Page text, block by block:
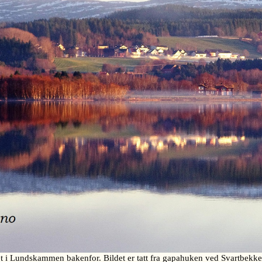
Lundskammen bakenfor. Bildet er tatt fra gapahuken ved